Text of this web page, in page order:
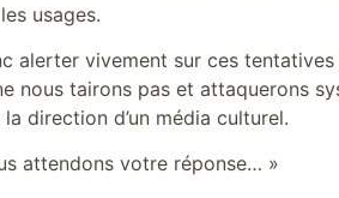
usages.
alerter vivement sur ces tentatives
nous tairons pas et attaquerons
direction d’un média culturel.
attendons votre réponse… »